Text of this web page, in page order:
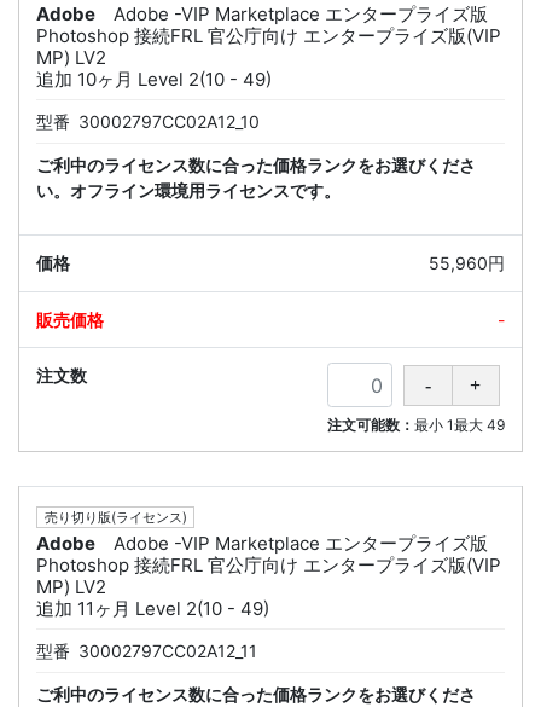
Adobe
Adobe -VIP Marketplace エンタープライズ版
Photoshop 接続FRL 官公庁向け エンタープライズ版(VIP
MP) LV2
追加 10ヶ月 Level 2(10 - 49)
型番 30002797CC02A12_10
ご利中のライセンス数に合った価格ランクをお選びくださ
い。オフライン環境用ライセンスです。
55,960円
-
注文可能数： 最小 1最大 49
売り切り版(ライセンス)
Adobe
Adobe -VIP Marketplace エンタープライズ版
Photoshop 接続FRL 官公庁向け エンタープライズ版(VIP
MP) LV2
追加 11ヶ月 Level 2(10 - 49)
型番 30002797CC02A12_11
ご利中のライセンス数に合った価格ランクをお選びくださ